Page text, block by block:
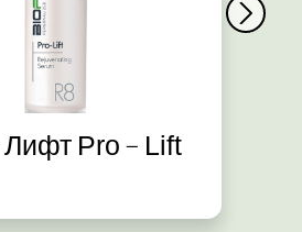
Лифт Pro – Lift